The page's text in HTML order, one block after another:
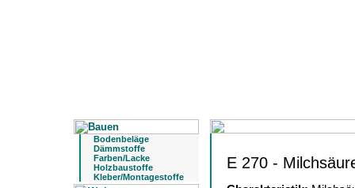
Bodenbeläge
Dämmstoffe
Farben/Lacke
Holzbaustoffe
Kleber/Montagestoffe
E 270 -